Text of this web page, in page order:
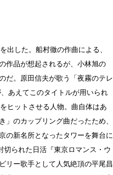
出した。船村徹の作曲による、
作品が想起されるが、小林旭の
だ。原田信夫が歌う「夜霧のテレ
あえてこのタイトルが用いられ
ヒットさせる人物。曲自体はあ
のカップリング曲だったため、
の新名所となったタワーを舞台に
られた日活『東京ロマンス・ウ
リー歌手として人気絶頂の平尾昌